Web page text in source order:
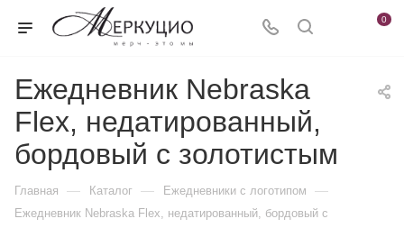
0
Ежедневник Nebraska
Flex, недатированный,
бордовый с золотистым
Главная — Каталог — Ежедневники c логотипом —
Ежедневник Nebraska Flex, недатированный, бордовый с